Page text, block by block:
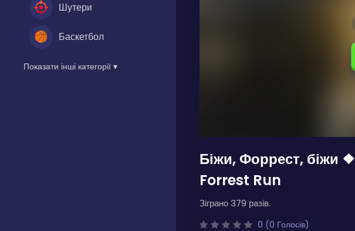
Шутери
Баскетбол
Показати інші категорії ▾
Біжи, Форрест, біжи
Forrest Run
Зіграно 379 разів.
0 (0 Голосів)